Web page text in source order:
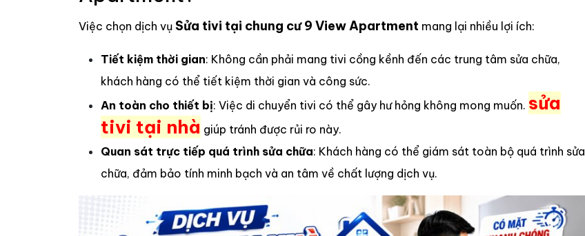
Việc chọn dịch vụ Sửa tivi tại chung cư 9 View Apartment mang lại nhiều lợi ích:
Tiết kiệm thời gian: Không cần phải mang tivi cồng kềnh đến các trung tâm sửa chữa,
khách hàng có thể tiết kiệm thời gian và công sức.
An toàn cho thiết bị: Việc di chuyển tivi có thể gây hư hỏng không mong muốn. sửa
tivi tại nhà giúp tránh được rủi ro này.
Quan sát trực tiếp quá trình sửa chữa: Khách hàng có thể giám sát toàn bộ quá trình sửa
chữa, đảm bảo tính minh bạch và an tâm về chất lượng dịch vụ.